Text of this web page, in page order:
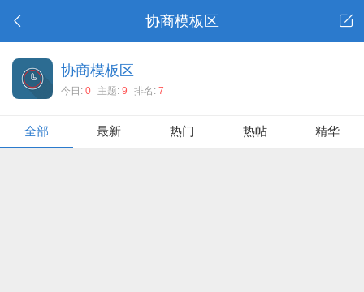
协商模板区
协商模板区
今日: 0 主题: 9 排名: 7
全部 最新 热门 热帖 精华